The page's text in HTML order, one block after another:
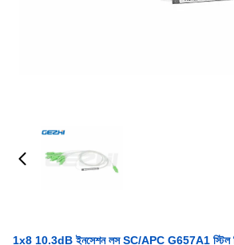
1x8 10.3dB ইনসেশন লস SC/APC G657A1 স্টিল